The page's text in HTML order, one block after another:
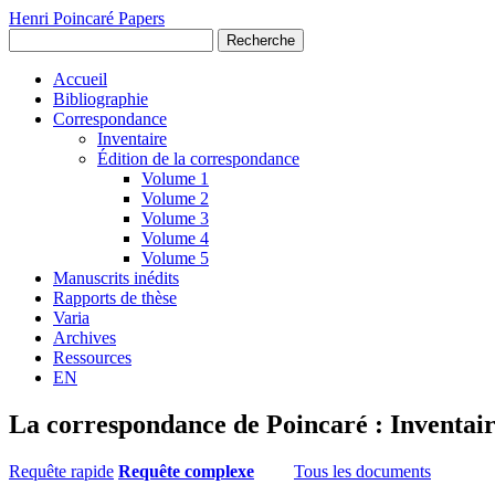
Henri Poincaré Papers
Recherche
Accueil
Bibliographie
Correspondance
Inventaire
Édition de la correspondance
Volume 1
Volume 2
Volume 3
Volume 4
Volume 5
Manuscrits inédits
Rapports de thèse
Varia
Archives
Ressources
EN
La correspondance de Poincaré :
Requête rapide Requête complexe Tous les documents